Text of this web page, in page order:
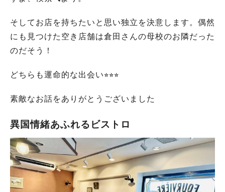
そしてお店を持ちたいと思い独立を決意します。偶然
にも見つけた空き店舗は倉田さんの母校のお隣だった
のだそう！
どちらも運命的な出会い⭐︎⭐︎⭐︎
素敵なお話をありがとうございました
異国情緒あふれるビストロ